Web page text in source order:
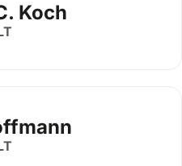
Koch